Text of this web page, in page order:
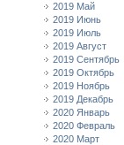
2019 Май
2019 Июнь
2019 Июль
2019 Август
2019 Сентябрь
2019 Октябрь
2019 Ноябрь
2019 Декабрь
2020 Январь
2020 Февраль
2020 Март